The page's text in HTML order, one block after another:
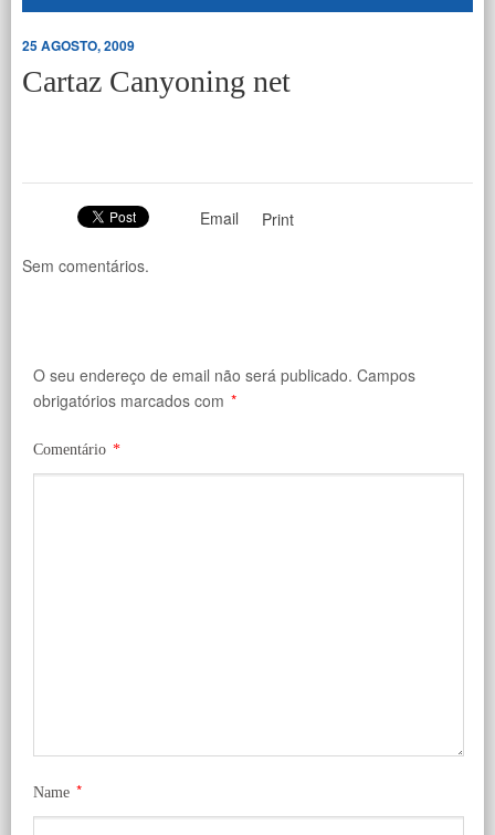
25 AGOSTO, 2009
Cartaz Canyoning net
Email Print
Sem comentários.
O seu endereço de email não será publicado. Campos
obrigatórios marcados com *
Comentário *
Name *